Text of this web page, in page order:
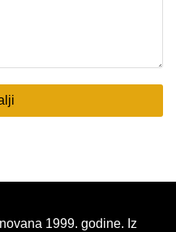
1999. godine. Iz